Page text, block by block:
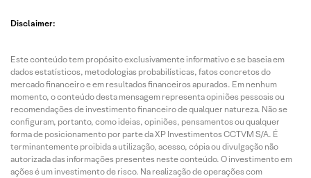
Disclaimer:
Este conteúdo tem propósito exclusivamente informativo e se baseia em
dados estatísticos, metodologias probabilísticas, fatos concretos do
mercado financeiro e em resultados financeiros apurados. Em nenhum
momento, o conteúdo desta mensagem representa opiniões pessoais ou
recomendações de investimento financeiro de qualquer natureza. Não se
configuram, portanto, como ideias, opiniões, pensamentos ou qualquer
forma de posicionamento por parte da XP Investimentos CCTVM S/A. É
terminantemente proibida a utilização, acesso, cópia ou divulgação não
autorizada das informações presentes neste conteúdo. O investimento em
ações é um investimento de risco. Na realização de operações com